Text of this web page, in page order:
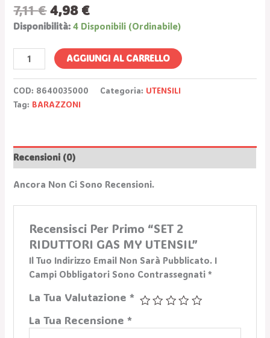
7,11€ 4,98 €
Disponibilità: 4 Disponibili (ordinabile)
AGGIUNGI AL CARRELLO
COD: 8640035000 Categoria: UTENSILI
Tag: BARAZZONI
Recensioni (0)
Ancora Non Ci Sono Recensioni.
Recensisci Per Primo “SET 2
RIDUTTORI GAS MY UTENSIL”
Il Tuo Indirizzo Email Non Sarà Pubblicato. I
Campi Obbligatori Sono Contrassegnati *
La Tua Valutazione *
La Tua Recensione *